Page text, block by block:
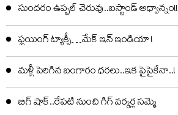
సుందరం ఉప్పల్ చెరువు..బస్టాండ్ అధ్వాన్నం!!
ఫ్లయింగ్ ట్యాక్సీ…మేక్ ఇన్ ఇండియా !
మళ్లీ పెరిగిన బంగారం ధరలు..ఇక పైపైకేనా..!
బిగ్ షాక్..రేపటి నుంచి గిగ్ వర్కర్ల సమ్మె